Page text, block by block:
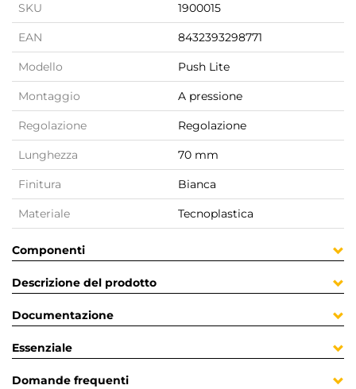
SKU 1900015
EAN 8432393298771
Modello Push Lite
Montaggio A pressione
Regolazione Regolazione
Lunghezza 70 mm
Finitura Bianca
Materiale Tecnoplastica
Componenti
Descrizione del prodotto
Documentazione
Essenziale
Domande frequenti